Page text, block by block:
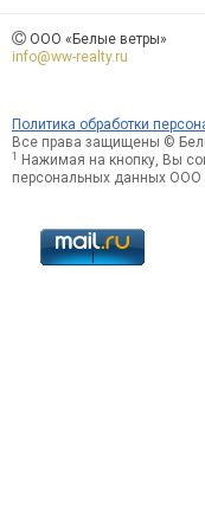
ООО «Белые ветры»
info@ww-realty.ru
Политика обработки
Все права защищены ©
1
Нажимая на кнопку, Вы
персональных данных ООО